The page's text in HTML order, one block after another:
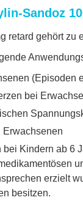
Sandoz
retard gehört zu
(Episoden
bei
Erwachsenen
Kindern ab 6
erzielt
besitzen.